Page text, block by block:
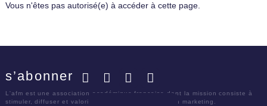
Vous n'êtes pas autorisé(e) à accéder à cette page.
s’abonner
L'afm est une association académique française dont la mission consiste à
stimuler, diffuser et valoriser le savoir scientifique en marketing.